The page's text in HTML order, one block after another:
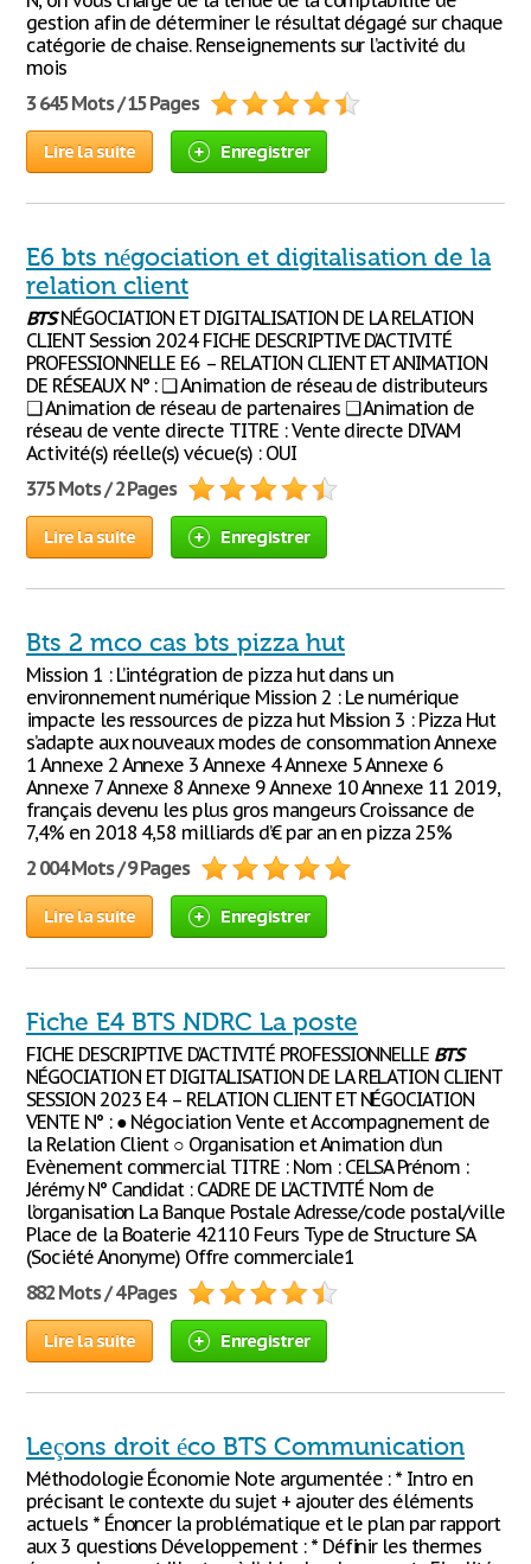
gestion afin de déterminer le résultat dégagé sur chaque
catégorie de chaise. Renseignements sur l’activité du
mois
3 645 Mots / 15 Pages
Lire la suite Enregistrer
E6 bts négociation et digitalisation de la
relation client
BTSNÉGOCIATION ET DIGITALISATION DE LA RELATION
CLIENT Session 2024 FICHE DESCRIPTIVE D’ACTIVITÉ
PROFESSIONNELLE E6 – RELATION CLIENT ET ANIMATION
DE RÉSEAUX N° : ❑ Animation de réseau de distributeurs
❑ Animation de réseau de partenaires ❑ Animation de
réseau de vente directe TITRE : Vente directe DIVAM
Activité(s) réelle(s) vécue(s) : OUI
375 Mots / 2 Pages
Lire la suite Enregistrer
Bts 2 mco cas bts pizza hut
Mission 1 : L’intégration de pizza hut dans un
environnement numérique Mission 2 : Le numérique
impacte les ressources de pizza hut Mission 3 : Pizza Hut
s’adapte aux nouveaux modes de consommation Annexe
1 Annexe 2 Annexe 3 Annexe 4 Annexe 5 Annexe 6
Annexe 7 Annexe 8 Annexe 9 Annexe 10 Annexe 11 2019,
français devenu les plus gros mangeurs Croissance de
7,4% en 2018 4,58 milliards d’€ par an en pizza 25%
2 004 Mots / 9 Pages
Lire la suite Enregistrer
Fiche E4 BTS NDRC La poste
FICHE DESCRIPTIVE D’ACTIVITÉ PROFESSIONNELLE BTS
NÉGOCIATION ET DIGITALISATION DE LA RELATION CLIENT
SESSION 2023 E4 – RELATION CLIENT ET NÉGOCIATION
VENTE N° : ● Négociation Vente et Accompagnement de
la Relation Client ○ Organisation et Animation d’un
Evènement commercial TITRE : Nom : CELSA Prénom :
Jérémy N° Candidat : CADRE DE L’ACTIVITÉ Nom de
l’organisation La Banque Postale Adresse/code postal/ville
Place de la Boaterie 42110 Feurs Type de Structure SA
(Société Anonyme) Offre commerciale1
882 Mots / 4 Pages
Lire la suite Enregistrer
Leçons droit éco BTS Communication
Méthodologie Économie Note argumentée : * Intro en
précisant le contexte du sujet + ajouter des éléments
actuels * Énoncer la problématique et le plan par rapport
aux 3 questions Développement : * Définir les thermes